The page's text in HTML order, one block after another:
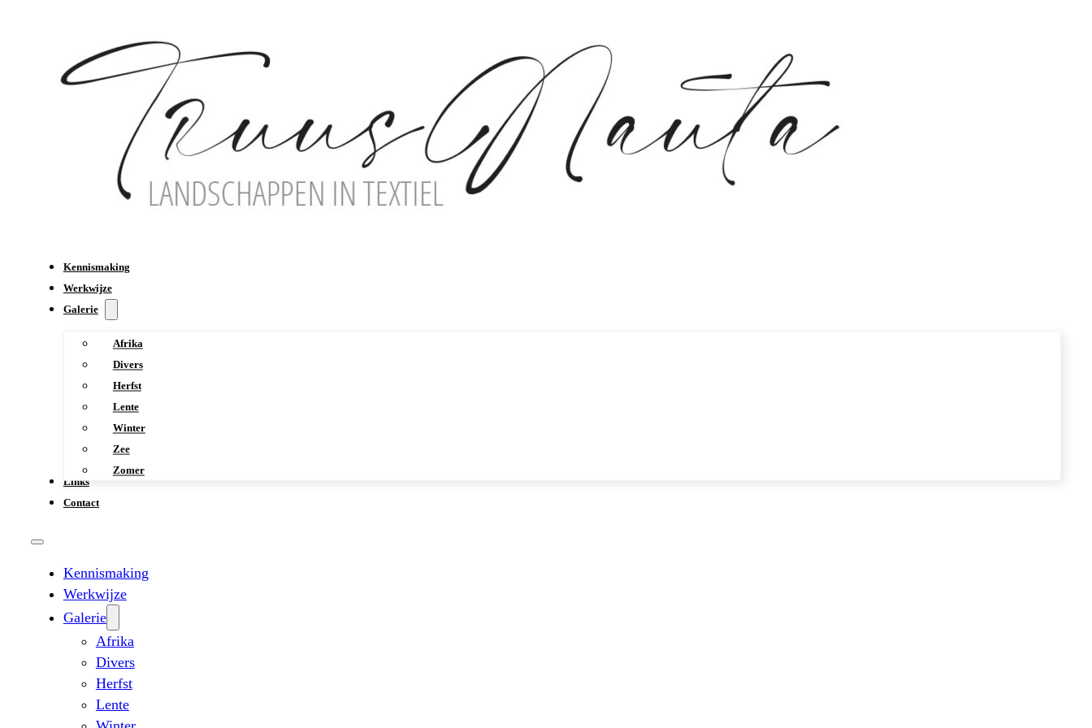
Kennismaking
Werkwijze
Galerie
Afrika
Divers
Herfst
Lente
Winter
Zee
Zomer
Links
Contact
Kennismaking
Werkwijze
Galerie
Afrika
Divers
Herfst
Lente